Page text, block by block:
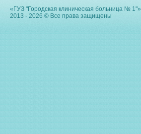
«ГУЗ "Городская клиническая больница № 1"»
2013 - 2026 © Все права защищены